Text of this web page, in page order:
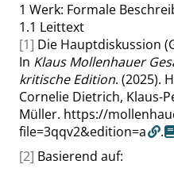
1 Werk: Formale
1.1 Leittext
[1] Die Hauptdiskussion
In Klaus Mollenhauer
kritische Edition. (2025).
Cornelie Dietrich, Klaus-
Müller. https://
file=3qqv2&edition=a
.
[2] Basierend auf: